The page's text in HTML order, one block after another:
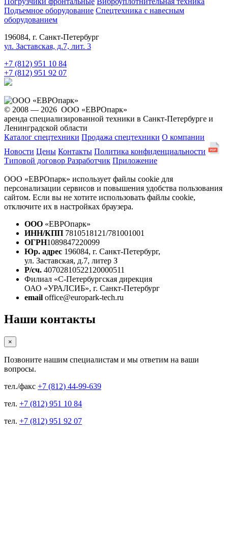
Подъемное оборудование Спецтехника с навесным
оборудованием
196084, г. Санкт-Петербург
ул. Заставская, д.7, лит. 3
+7 (812) 951 10 84
+7 (812) 951 92 07
© 2008 — 2026 ООО «ЕВРОпарк»
аренда специализированной техники в Санкт-Петербурге и
Ленинградской области
Каталог спецтехники Продажа спецтехники О компании
Новости Цены Контакты Политика конфиденциальности
Типовой договор Разработчик Приложение
ООО «ЕВРОпарк» использует файлы cookie для
персонализации сервисов и повышения удобства пользования
сайтом. Если вы не хотите использовать файлы cookie,
отключите их в настройках браузера.
ООО «ЕВРОпарк»
ИНН/КПП 7810518121/781001001
ОГРН1089847220099
Юр. адрес 196084, г. Санкт-Петербург,
ул. Заставская, д.7, литер З
Р/сч. 40702810522120000511
Филиал «С-Петербургская дирекция
ОАО «УРАЛСИБ», г. Санкт-Петербург
email office@europark-tech.ru
Наши контакты
×
Позвоните нашим специалистам и мы ответим на ваши
вопросы.
тел./факс +7 (812) 44-99-639
тел. +7 (812) 951 10 84
тел. +7 (812) 951 92 07